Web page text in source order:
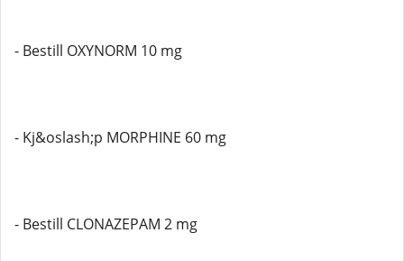
- Bestill OXYNORM 10 mg
- Kj&oslash;p MORPHINE 60 mg
- Bestill CLONAZEPAM 2 mg